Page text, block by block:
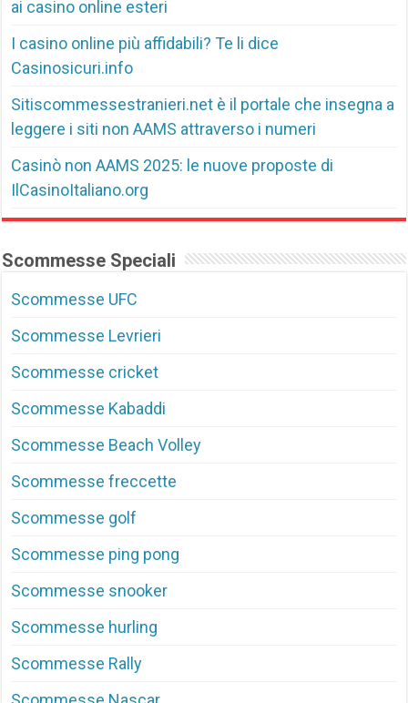
ai casino online esteri
I casino online più affidabili? Te li dice
Casinosicuri.info
Sitiscommessestranieri.net è il portale che insegna a
leggere i siti non AAMS attraverso i numeri
Casinò non AAMS 2025: le nuove proposte di
IlCasinoItaliano.org
Scommesse Speciali
Scommesse UFC
Scommesse Levrieri
Scommesse cricket
Scommesse Kabaddi
Scommesse Beach Volley
Scommesse freccette
Scommesse golf
Scommesse ping pong
Scommesse snooker
Scommesse hurling
Scommesse Rally